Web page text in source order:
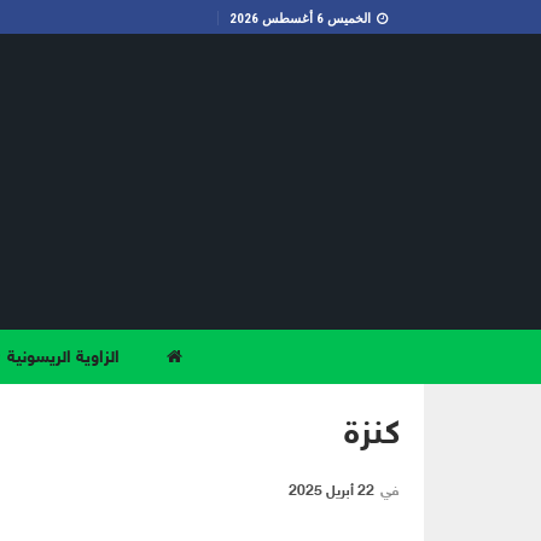
الخميس 6 أغسطس 2026
الزاوية الريسونية
كنزة
في 22 أبريل 2025